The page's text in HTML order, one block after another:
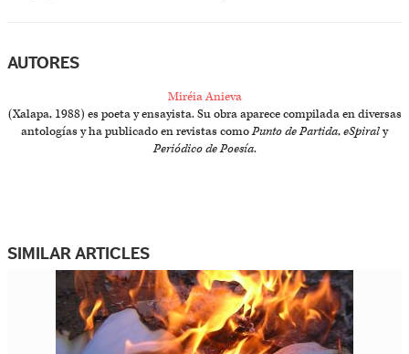
AUTORES
Miréia Anieva
(Xalapa, 1988) es poeta y ensayista. Su obra aparece compilada en diversas
antologías y ha publicado en revistas comoPunto de Partida,eSpiraly
Periódico de Poesía.
SIMILAR ARTICLES